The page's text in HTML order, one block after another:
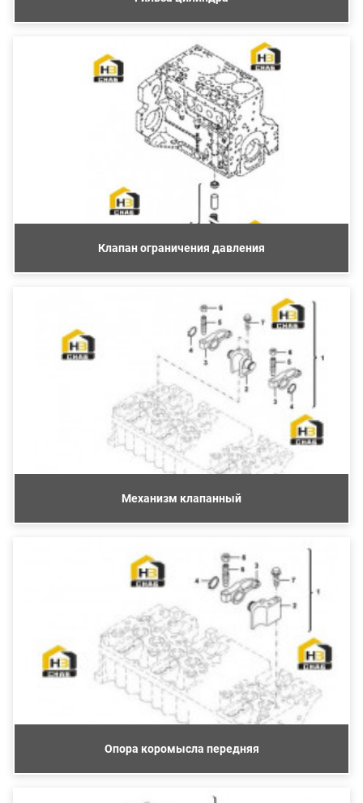
Клапан ограничения давления
Механизм клапанный
Опора коромысла передняя